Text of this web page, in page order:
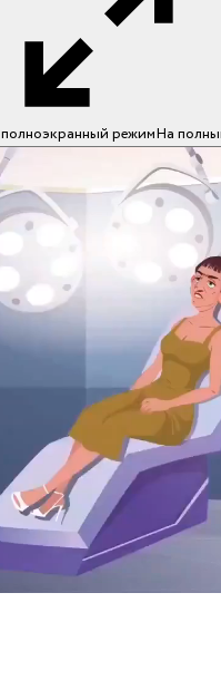
полноэкранный режимНа